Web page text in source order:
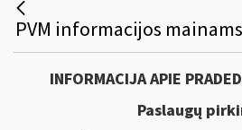
INFORMACIJA APIE
Paslaugų